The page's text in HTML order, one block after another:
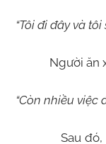
“Tôi đi đây và
Người ăn xin
“Còn nhiều việc
Sau đó, vị